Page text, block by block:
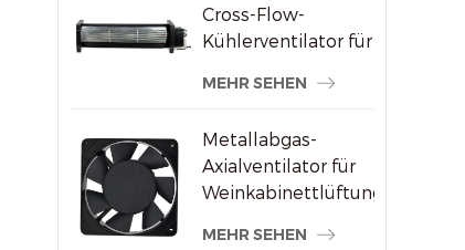
Cross-Flow-
Kühlerventilator für
MEHR SEHEN
Metallabgas-
Axialventilator für
Weinkabinettlüftung
MEHR SEHEN